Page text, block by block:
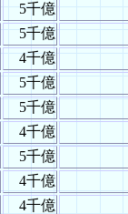
5千億
5千億
4千億
5千億
5千億
4千億
5千億
4千億
4千億